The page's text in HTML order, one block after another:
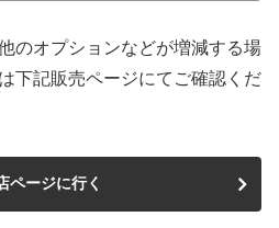
のオプションなどが増減する場
下記販売ページにてご確認くだ
ページに行く